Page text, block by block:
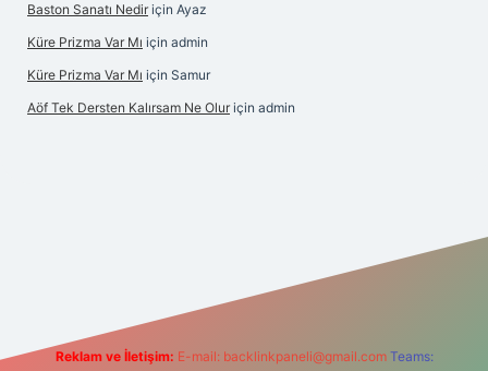
Baston Sanatı Nedir için Ayaz
Küre Prizma Var Mı için admin
Küre Prizma Var Mı için Samur
Aöf Tek Dersten Kalırsam Ne Olur için admin
Reklam ve İletişim: E-mail: backlinkpaneli@gmail.com Teams: